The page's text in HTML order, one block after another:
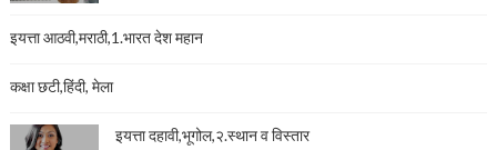
इयत्ता आठवी,मराठी,1.भारत देश महान
कक्षा छटी,हिंदी, मेला
इयत्ता दहावी,भूगोल,२.स्थान व विस्तार